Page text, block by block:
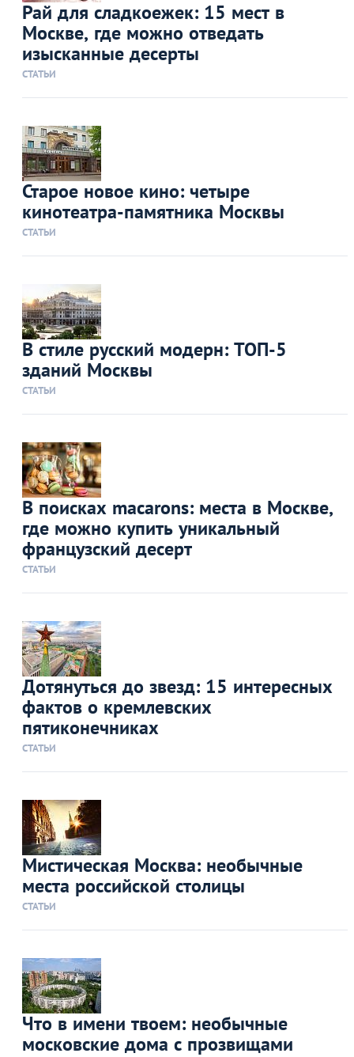
Рай для сладкоежек: 15 мест в
Москве, где можно отведать
изысканные десерты
СТАТЬИ
Старое новое кино: четыре
кинотеатра-памятника Москвы
СТАТЬИ
В стиле русский модерн: ТОП-5
зданий Москвы
СТАТЬИ
В поисках macarons: места в Москве,
где можно купить уникальный
французский десерт
СТАТЬИ
Дотянуться до звезд: 15 интересных
фактов о кремлевских
пятиконечниках
СТАТЬИ
Мистическая Москва: необычные
места российской столицы
СТАТЬИ
Что в имени твоем: необычные
московские дома с прозвищами